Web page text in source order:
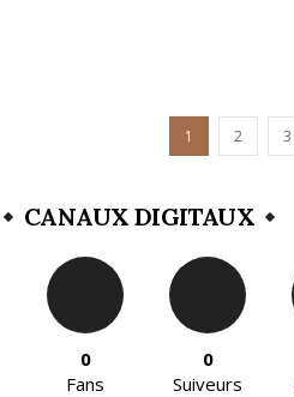
1 2 3
CANAUX DIGITAUX
0
Fans
0
Suiveurs